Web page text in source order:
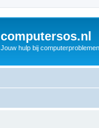
computersos.nl
Jouw hulp bij computerproblemen